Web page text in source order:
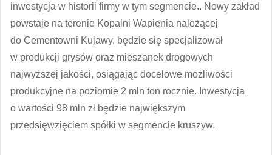
inwestycja w historii firmy w tym segmencie.. Nowy zakład
powstaje na terenie Kopalni Wapienia należącej
do Cementowni Kujawy, będzie się specjalizował
w produkcji grysów oraz mieszanek drogowych
najwyższej jakości, osiągając docelowe możliwości
produkcyjne na poziomie 2 mln ton rocznie. Inwestycja
o wartości 98 mln zł będzie największym
przedsięwzięciem spółki w segmencie kruszyw.